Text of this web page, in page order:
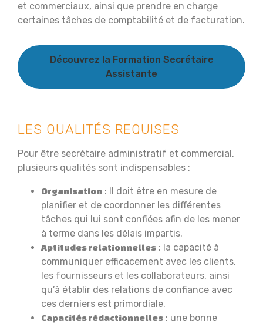
et commerciaux, ainsi que prendre en charge
certaines tâches de comptabilité et de facturation.
Découvrez la Formation Secrétaire
Assistante
LES QUALITÉS REQUISES
Pour être secrétaire administratif et commercial,
plusieurs qualités sont indispensables :
Organisation : Il doit être en mesure de
planifier et de coordonner les différentes
tâches qui lui sont confiées afin de les mener
à terme dans les délais impartis.
Aptitudes relationnelles : la capacité à
communiquer efficacement avec les clients,
les fournisseurs et les collaborateurs, ainsi
qu’à établir des relations de confiance avec
ces derniers est primordiale.
Capacités rédactionnelles : une bonne